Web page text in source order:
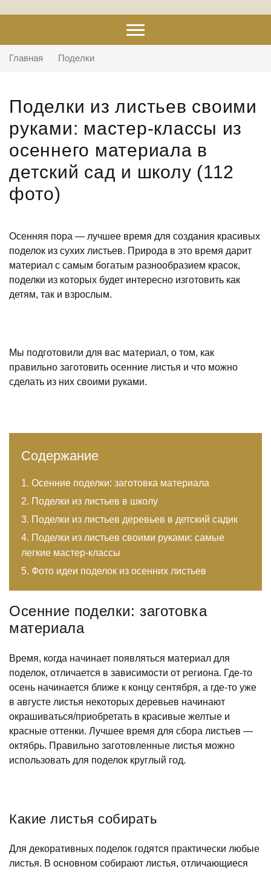
Главная Поделки
Поделки из листьев своими
руками: мастер-классы из
осеннего материала в
детский сад и школу (112
фото)
Осенняя пора — лучшее время для создания красивых
поделок из сухих листьев. Природа в это время дарит
материал с самым богатым разнообразием красок,
поделки из которых будет интересно изготовить как
детям, так и взрослым.
Мы подготовили для вас материал, о том, как
правильно заготовить осенние листья и что можно
сделать из них своими руками.
Содержание
Осенние поделки: заготовка материала
Поделки из листьев в школу
Поделки из листьев деревьев в детский садик
Поделки из листьев своими руками: самые
легкие мастер-классы
Фото идеи поделок из осенних листьев
Осенние поделки: заготовка
материала
Время, когда начинает появляться материал для
поделок, отличается в зависимости от региона. Где-то
осень начинается ближе к концу сентября, а где-то уже
в августе листья некоторых деревьев начинают
окрашиваться/приобретать в красивые желтые и
красные оттенки. Лучшее время для сбора листьев —
октябрь. Правильно заготовленные листья можно
использовать для поделок круглый год.
Какие листья собирать
Для декоративных поделок годятся практически любые
листья. В основном собирают листья, отличающиеся